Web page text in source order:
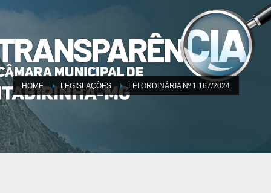
HOME LEGISLAÇÕES LEI ORDINÁRIA Nº 1.167/2024